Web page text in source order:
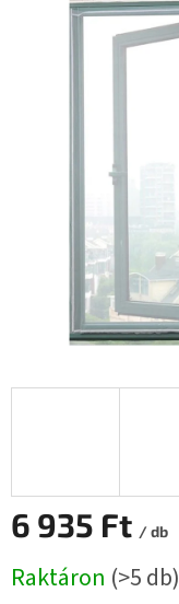
6 935 Ft / db
Raktáron (>5 db)